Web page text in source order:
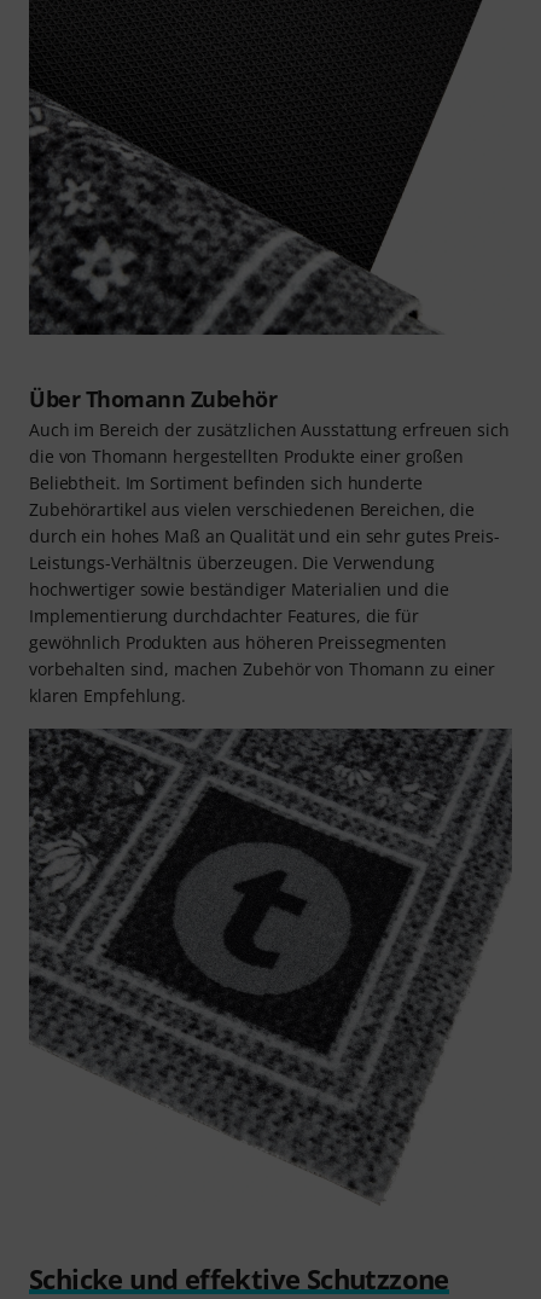
Über Thomann Zubehör
Auch im Bereich der zusätzlichen Ausstattung erfreuen sich
die von Thomann hergestellten Produkte einer großen
Beliebtheit. Im Sortiment befinden sich hunderte
Zubehörartikel aus vielen verschiedenen Bereichen, die
durch ein hohes Maß an Qualität und ein sehr gutes Preis-
Leistungs-Verhältnis überzeugen. Die Verwendung
hochwertiger sowie beständiger Materialien und die
Implementierung durchdachter Features, die für
gewöhnlich Produkten aus höheren Preissegmenten
vorbehalten sind, machen Zubehör von Thomann zu einer
klaren Empfehlung.
Schicke und effektive Schutzzone